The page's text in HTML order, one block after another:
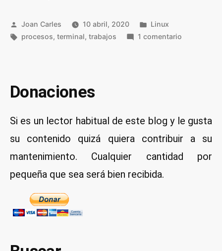
Publicado
por
Joan Carles 10 abril, 2020
Publicado
en
Linux
Etiquetas:
procesos,terminal,trabajos 1 comentario
terminal
con
fg,
Donaciones
Si es un lector habitual de este blog y le gusta
su contenido quizá quiera contribuir a su
mantenimiento. Cualquier cantidad por
pequeña que sea será bien recibida.